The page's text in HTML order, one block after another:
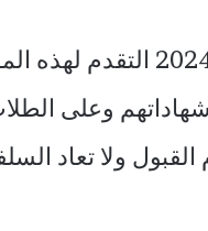
وسمحت الجامعة للطلاب المتخرجين
وعلى
ولا تعاد